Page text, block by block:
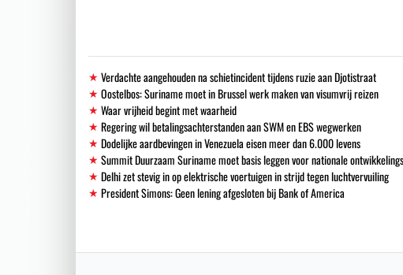
Verdachte aangehouden na schietincident tijdens ruzie aan Djotistraat
Oostelbos: Suriname moet in Brussel werk maken van visumvrij reizen
Waar vrijheid begint met waarheid
Regering wil betalingsachterstanden aan SWM en EBS wegwerken
Dodelijke aardbevingen in Venezuela eisen meer dan 6.000 levens
Summit Duurzaam Suriname moet basis leggen voor nationale
Delhi zet stevig in op elektrische voertuigen in strijd tegen luchtvervuiling
President Simons: Geen lening afgesloten bij Bank of America